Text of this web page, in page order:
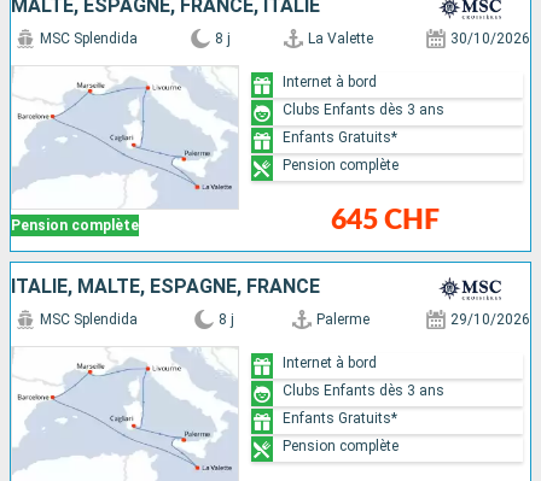
MALTE, ESPAGNE, FRANCE, ITALIE
Pension complète
MSC Splendida 8 j La Valette 30/10/2026
645 CHF
Internet à bord
Clubs Enfants dès 3 ans
Enfants Gratuits*
Pension complète
ITALIE, MALTE, ESPAGNE, FRANCE
MSC Splendida 8 j Palerme 29/10/2026
Internet à bord
Clubs Enfants dès 3 ans
Enfants Gratuits*
Pension complète